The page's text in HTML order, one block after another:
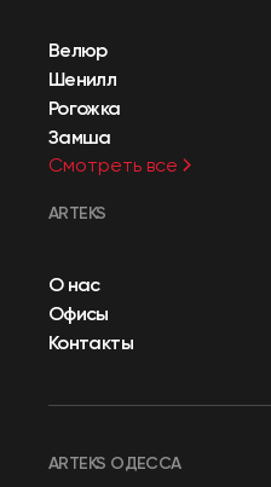
Велюр
Шенилл
Рогожка
Замша
Смотреть все
ARTEKS
О нас
Офисы
Контакты
ARTEKS ОДЕССА